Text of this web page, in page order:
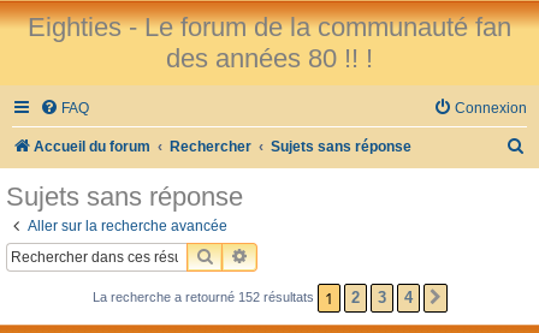
Eighties - Le forum de la communauté fan
des années 80 !! !
FAQ Connexion
Accueil du forum Rechercher Sujets sans réponse
Sujets sans réponse
Aller sur la recherche avancée
RECHERCHER
RECHERCHE AVANCÉE
La recherche a retourné 152 résultats 1 2 3 4